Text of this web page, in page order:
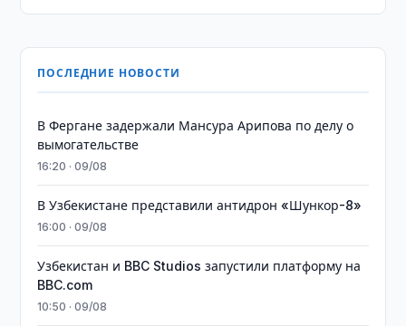
ПОСЛЕДНИЕ НОВОСТИ
В Фергане задержали Мансура Арипова по делу о
вымогательстве
16:20 · 09/08
В Узбекистане представили антидрон «Шункор-8»
16:00 · 09/08
Узбекистан и BBC Studios запустили платформу на
BBC.com
10:50 · 09/08